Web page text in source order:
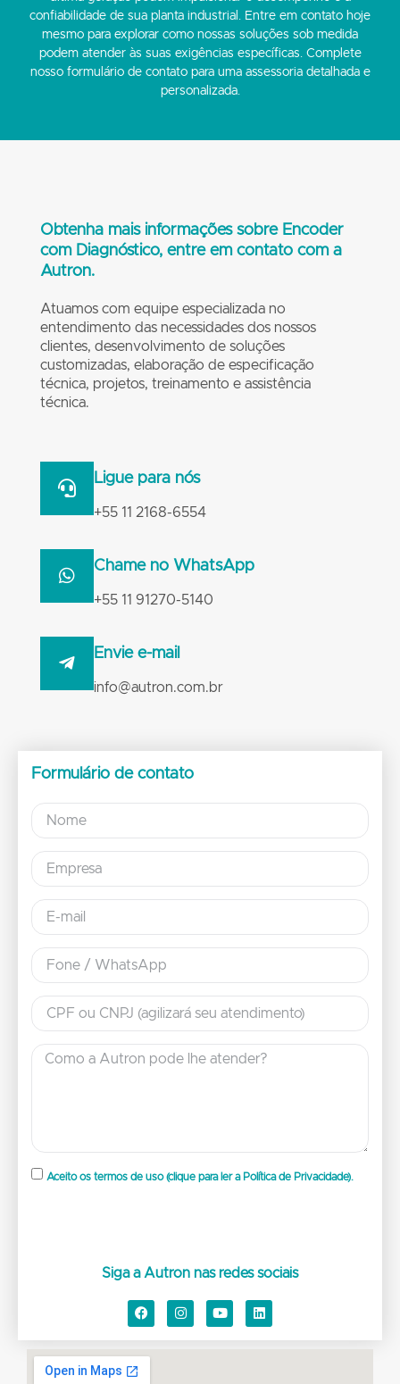
confiabilidade de sua planta industrial. Entre em contato hoje
mesmo para explorar como nossas soluções sob medida
podem atender às suas exigências específicas. Complete
nosso formulário de contato para uma assessoria detalhada e
personalizada.
Obtenha mais informações sobre Encoder
com Diagnóstico, entre em contato com a
Autron.
Atuamos com equipe especializada no
entendimento das necessidades dos nossos
clientes, desenvolvimento de soluções
customizadas, elaboração de especificação
técnica, projetos, treinamento e assistência
técnica.
Ligue para nós
+55 11 2168-6554
Chame no WhatsApp
+55 11 91270-5140
Envie e-mail
info@autron.com.br
Formulário de contato
Aceito os termos de uso (clique para ler a Política de Privacidade).
Siga a Autron nas redes sociais